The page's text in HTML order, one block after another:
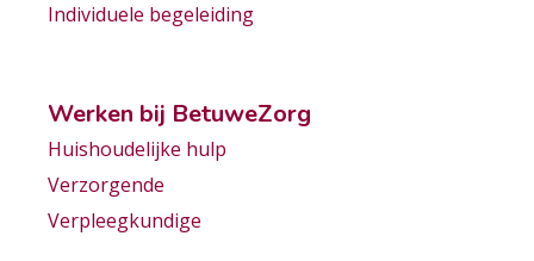
Individuele begeleiding
Werken bij BetuweZorg
Huishoudelijke hulp
Verzorgende
Verpleegkundige